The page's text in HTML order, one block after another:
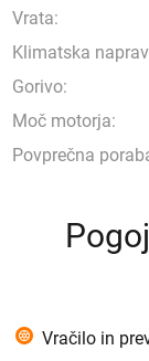
Vrata:
Klimatska
Gorivo:
Moč motorja:
Povprečna
Vračilo in